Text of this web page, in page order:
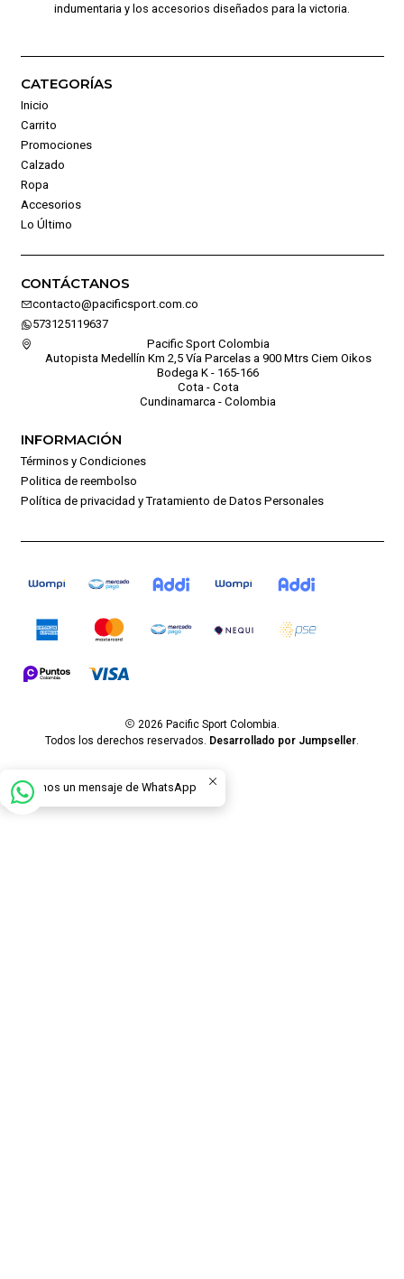
indumentaria y los accesorios diseñados para la victoria.
CATEGORÍAS
Inicio
Carrito
Promociones
Calzado
Ropa
Accesorios
Lo Último
CONTÁCTANOS
contacto@pacificsport.com.co
573125119637
Pacific Sport Colombia
Autopista Medellín Km 2,5 Vía Parcelas a 900 Mtrs Ciem Oikos
Bodega K - 165-166
Cota - Cota
Cundinamarca - Colombia
INFORMACIÓN
Términos y Condiciones
Politica de reembolso
Política de privacidad y Tratamiento de Datos Personales
2026 Pacific Sport Colombia.
Todos los derechos reservados. Desarrollado por Jumpseller.
Envíanos un mensaje de WhatsApp